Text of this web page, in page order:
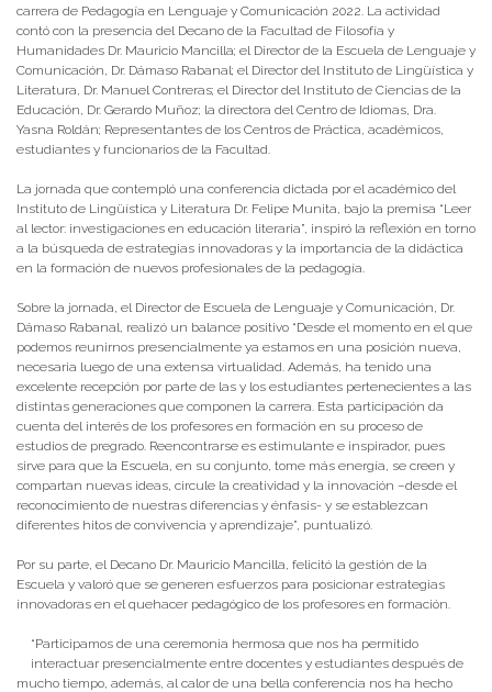
carrera de Pedagogía en Lenguaje y Comunicación 2022. La actividad
contó con la presencia del Decano de la Facultad de Filosofía y
Humanidades Dr. Mauricio Mancilla; el Director de la Escuela de Lenguaje y
Comunicación, Dr. Dámaso Rabanal; el Director del Instituto de Lingüística y
Literatura, Dr. Manuel Contreras; el Director del Instituto de Ciencias de la
Educación, Dr. Gerardo Muñoz; la directora del Centro de Idiomas, Dra.
Yasna Roldán; Representantes de los Centros de Práctica, académicos,
estudiantes y funcionarios de la Facultad.
La jornada que contempló una conferencia dictada por el académico del
Instituto de Lingüística y Literatura Dr. Felipe Munita, bajo la premisa “Leer
al lector: investigaciones en educación literaria”, inspiró la reflexión en torno
a la búsqueda de estrategias innovadoras y la importancia de la didáctica
en la formación de nuevos profesionales de la pedagogía.
Sobre la jornada, el Director de Escuela de Lenguaje y Comunicación, Dr.
Dámaso Rabanal, realizó un balance positivo “Desde el momento en el que
podemos reunirnos presencialmente ya estamos en una posición nueva,
necesaria luego de una extensa virtualidad. Además, ha tenido una
excelente recepción por parte de las y los estudiantes pertenecientes a las
distintas generaciones que componen la carrera. Esta participación da
cuenta del interés de los profesores en formación en su proceso de
estudios de pregrado. Reencontrarse es estimulante e inspirador, pues
sirve para que la Escuela, en su conjunto, tome más energía, se creen y
compartan nuevas ideas, circule la creatividad y la innovación –desde el
reconocimiento de nuestras diferencias y énfasis- y se establezcan
diferentes hitos de convivencia y aprendizaje”, puntualizó.
Por su parte, el Decano Dr. Mauricio Mancilla, felicitó la gestión de la
Escuela y valoró que se generen esfuerzos para posicionar estrategias
innovadoras en el quehacer pedagógico de los profesores en formación.
“Participamos de una ceremonia hermosa que nos ha permitido
interactuar presencialmente entre docentes y estudiantes después de
mucho tiempo, además, al calor de una bella conferencia nos ha hecho